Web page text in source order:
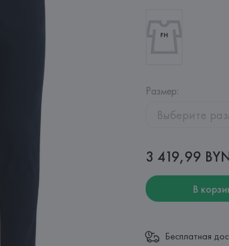
Размер:
Выберите
3 419,99
В
Бесплатная